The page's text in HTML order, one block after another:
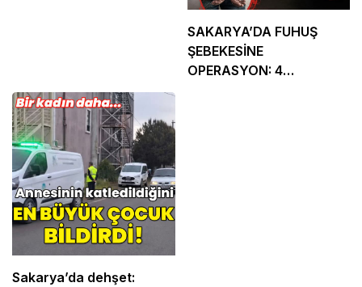
SAKARYA’DA FUHUŞ
ŞEBEKESİNE
OPERASYON: 4
Sakarya’da dehşet: